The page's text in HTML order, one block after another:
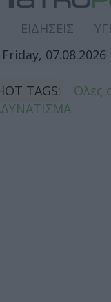
ΕΙΔΗΣΕΙΣ
Friday, 07.08.2026
TAGS: Όλες